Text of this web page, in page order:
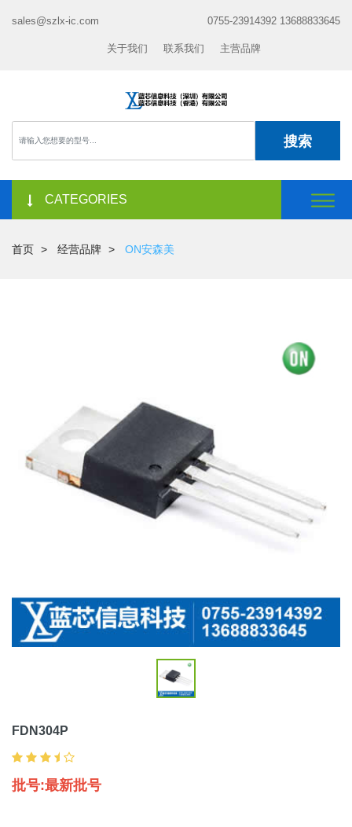
sales@szlx-ic.com 0755-23914392 13688833645
关于我们 联系我们 主营品牌
搜索
CATEGORIES
首页 经营品牌 ON安森美
FDN304P
批号:最新批号